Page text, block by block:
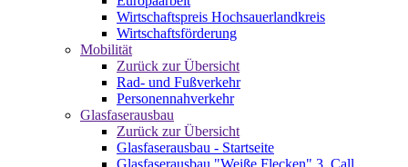
Wirtschaftspreis Hochsauerlandkreis
Wirtschaftsförderung
Mobilität
Zurück zur Übersicht
Rad- und Fußverkehr
Personennahverkehr
Glasfaserausbau
Zurück zur Übersicht
Glasfaserausbau - Startseite